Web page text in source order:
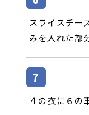
スライスチー
みを入れた部
４の衣に６の